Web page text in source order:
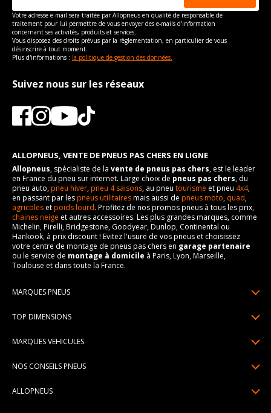
Votre adresse e-mail sera traitée par Allopneus en qualité de responsable de
traitement pour lui permettre de vous envoyer des e-mails d'information
concernant ses activités, produits et services.
Vous disposez des droits prévus par la règlementation, en particulier de vous
désinscrire à tout moment.
Plus d'informations : la politique de gestion des données.
Suivez nous sur les réseaux
ALLOPNEUS, VENTE DE PNEUS PAS CHERS EN LIGNE
Allopneus, spécialiste de la vente de pneus pas chers, est le leader
en France du pneu sur internet. Large choix de pneus pas chers, du
pneu auto,pneu hiver,pneu 4 saisons, au pneu tourisme et pneu 4x4,
en passant par lespneus utilitairesmais aussi de pneus moto, quad,
agricoles etpoids lourd. Profitez de nos promos pneus à tous les prix,
chaines neige et autres accessoires. Les plus grandes marques, comme
Michelin, Pirelli, Bridgestone, Goodyear, Dunlop, Continental ou
Hankook, à prix discount ! Evitez l'usure de vos pneus et choisissez
votre centre de montage de pneus pas chers en garage partenaire
ou le service de montage à domicile à Paris, Lyon, Marseille,
Toulouse et dans toute la France.
MARQUES PNEUS
Pneus Continental
Pneus Hankook
TOP DIMENSIONS
195/65R15
MARQUES VEHICULES
Peugeot
NOS CONSEILS PNEUS
ALLOPNEUS